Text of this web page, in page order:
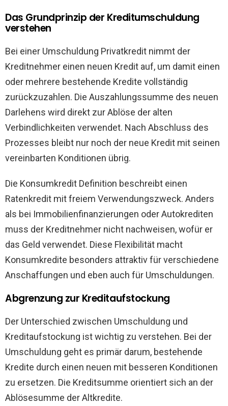
Das Grundprinzip der Kreditumschuldung
verstehen
Bei einer Umschuldung Privatkredit nimmt der
Kreditnehmer einen neuen Kredit auf, um damit einen
oder mehrere bestehende Kredite vollständig
zurückzuzahlen. Die Auszahlungssumme des neuen
Darlehens wird direkt zur Ablöse der alten
Verbindlichkeiten verwendet. Nach Abschluss des
Prozesses bleibt nur noch der neue Kredit mit seinen
vereinbarten Konditionen übrig.
Die Konsumkredit Definition beschreibt einen
Ratenkredit mit freiem Verwendungszweck. Anders
als bei Immobilienfinanzierungen oder Autokrediten
muss der Kreditnehmer nicht nachweisen, wofür er
das Geld verwendet. Diese Flexibilität macht
Konsumkredite besonders attraktiv für verschiedene
Anschaffungen und eben auch für Umschuldungen.
Abgrenzung zur Kreditaufstockung
Der Unterschied zwischen Umschuldung und
Kreditaufstockung ist wichtig zu verstehen. Bei der
Umschuldung geht es primär darum, bestehende
Kredite durch einen neuen mit besseren Konditionen
zu ersetzen. Die Kreditsumme orientiert sich an der
Ablösesumme der Altkredite.